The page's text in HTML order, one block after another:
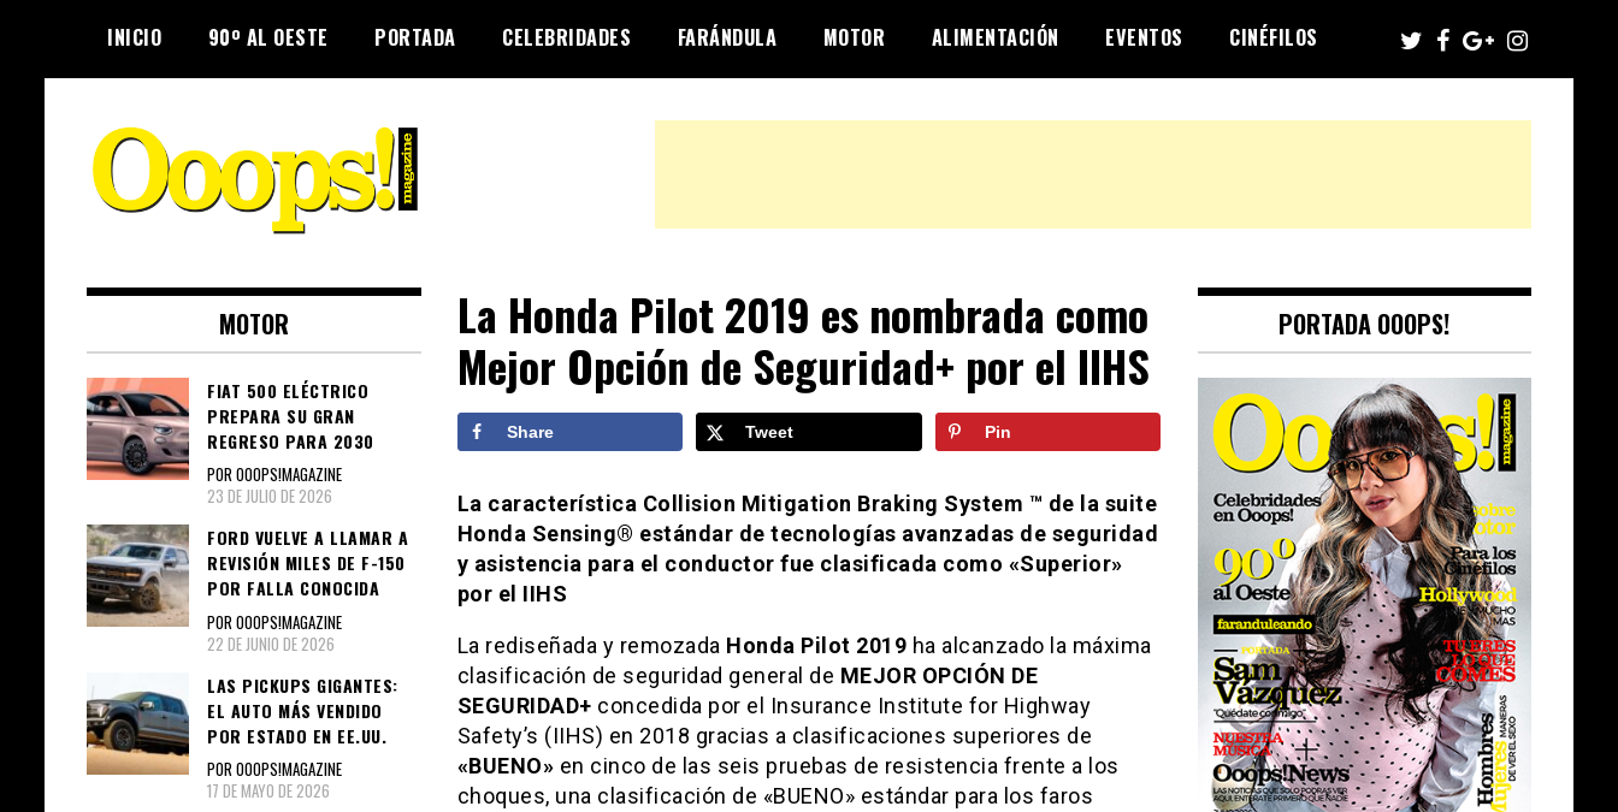
content
INICIO 90º AL OESTE PORTADA CELEBRIDADES FARÁNDULA MOTOR ALIMENTACIÓN EVENTOS CINÉFILOS
Ooops! Magazine
El magazine para estar al tanto de
las celebridades que sigues, todo
a tu alcance en un mismo lugar.
Grupo Leferas™
La Honda Pilot 2019 es nombrada como
Mejor Opción de Seguridad+ por el IIHS
Share Tweet Pin
La característica Collision Mitigation Braking System ™ de la suite
Honda Sensing® estándar de tecnologías avanzadas de seguridad
y asistencia para el conductor fue clasificada como «Superior»
por el IIHS
La rediseñada y remozada Honda Pilot 2019 ha alcanzado la máxima
clasificación de seguridad general de MEJOR OPCIÓN DE
SEGURIDAD+ concedida por el Insurance Institute for Highway
Safety’s (IIHS) en 2018 gracias a clasificaciones superiores de
«BUENO» en cinco de las seis pruebas de resistencia frente a los
choques, una clasificación de «BUENO» estándar para los faros
MOTOR
FIAT 500 ELÉCTRICO
PREPARA SU GRAN
REGRESO PARA 2030
POR OOOPS!MAGAZINE
23 DE JULIO DE 2026
FORD VUELVE A LLAMAR A
REVISIÓN MILES DE F-150
POR FALLA CONOCIDA
POR OOOPS!MAGAZINE
22 DE JUNIO DE 2026
LAS PICKUPS GIGANTES:
EL AUTO MÁS VENDIDO
POR ESTADO EN EE.UU.
POR OOOPS!MAGAZINE
17 DE MAYO DE 2026
PORTADA OOOPS!